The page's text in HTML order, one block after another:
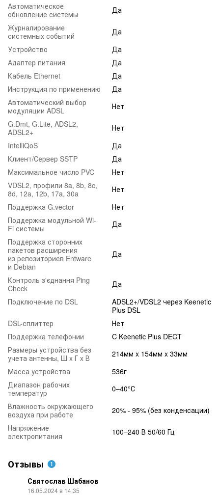
Автоматическое
обновление системы
Да
Журналирование
системных событий
Да
Устройство
Да
Адаптер питания
Да
Кабель Ethernet
Да
Инструкция по применению
Да
Автоматический выбор
модуляции ADSL
Нет
G.Dmt, G.Lite, ADSL2,
ADSL2+
Нет
IntelliQoS
Да
Клиент/Сервер SSTP
Да
Максимальное число PVC
Нет
VDSL2, профили 8a, 8b, 8c,
8d, 12a, 12b, 17a, 30a
Нет
Поддержка G.vector
Нет
Поддержка модульной Wi-
Fi системы
Да
Поддержка сторонних
пакетов расширения
из репозиториев Entware
и Debian
Да
Контроль з'єднання Ping
Check
Да
Подключение по DSL
ADSL2+/VDSL2 через Keenetic
Plus DSL
DSL-сплиттер
Нет
Поддержка телефонии
C Keenetic Plus DECT
Размеры устройства без
учета антенны, Ш x Г x В
214мм x 154мм x 33мм
Масса устройства
536г
Диапазон рабочих
температур
0–40°С
Влажность окружающего
воздуха при работе
20% - 95% (без конденсации)
Напряжение
электропитания
100–240 В 50/60 Гц
Отзывы 1
Святослав Шабанов
16.05.2024 в 14:35